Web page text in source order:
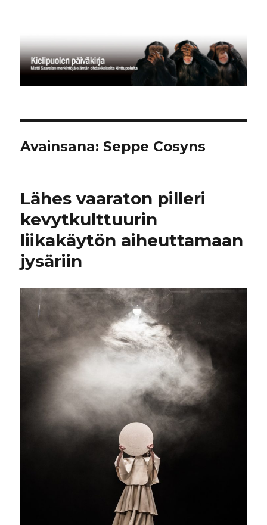
Avainsana: Seppe Cosyns
Lähes vaaraton pilleri
kevytkulttuurin
liikakäytön aiheuttamaan
jysäriin